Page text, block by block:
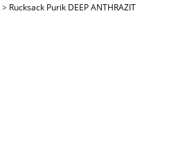
Rucksack Purik DEEP ANTHRAZIT